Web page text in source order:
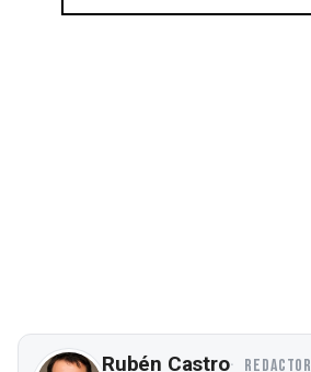
Rubén Castro REDACTOR